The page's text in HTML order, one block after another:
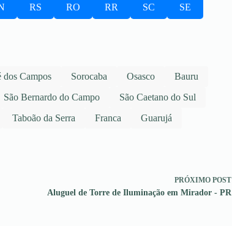
RS RO RR SC SE
dos Campos Sorocaba Osasco
Bauru
São Bernardo do Campo
São Caetano do Sul
Taboão da Serra Franca Guarujá
PRÓXIMO POST
Aluguel de Torre de Iluminação em Mirador - PR